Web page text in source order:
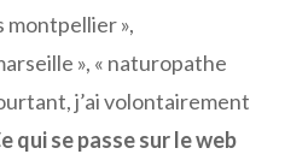
montpellier »,
», « naturopathe
j’ai volontairement
qui se passe sur le web